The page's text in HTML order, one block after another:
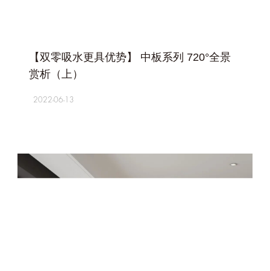
【双零吸水更具优势】 中板系列 720°全景
赏析（上）
2022-06-13